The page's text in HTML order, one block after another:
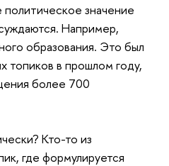
значение
Например,
образования. Это был
топиков в прошлом году,
более 700
Кто-то из
где формулируется